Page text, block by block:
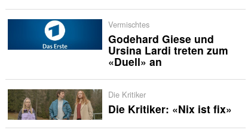
Vermischtes
Godehard Giese und
Ursina Lardi treten zum
«Duell» an
Die Kritiker
Die Kritiker: «Nix ist fix»